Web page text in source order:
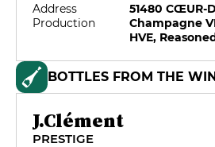
Address
51480 CŒUR-
Production
Champagne
HVE,
BOTTLES FROM THE
J.Clément
PRESTIGE